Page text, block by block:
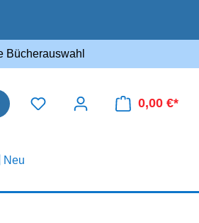
Bücherauswahl
0,00 €*
Neu